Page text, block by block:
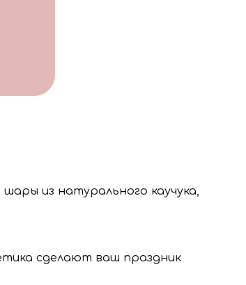
из натурального каучука,
сделают ваш праздник